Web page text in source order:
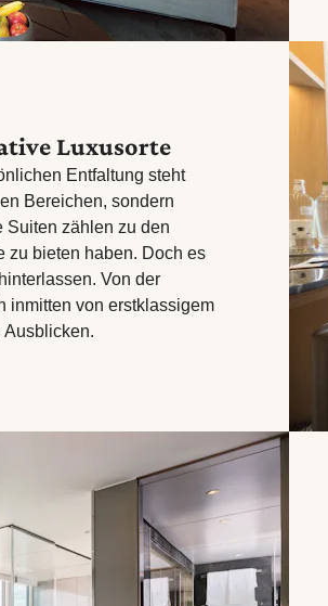
Luxusorte
Entfaltung steht
Bereichen, sondern
Suiten zählen zu den
zu bieten haben. Doch es
Von der
inmitten von erstklassigem
Ausblicken.